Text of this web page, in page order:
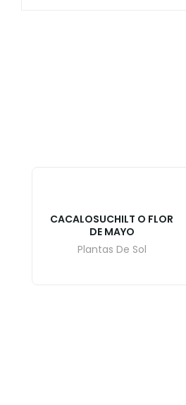
CACALOSUCHILT O FLOR
DE MAYO
Plantas De Sol